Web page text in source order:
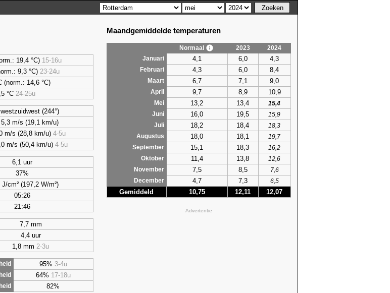
19,4 °C) 15-16u
9,3 °C) 23-24u
(norm.: 14,6 °C)
°C 24-25u
westzuidwest (244°)
5,3 m/s (19,1 km/u)
m/s (28,8 km/u)4-5u
m/s (50,4 km/u) 4-5u
6,1 uur
37%
J/cm² (197,2 W/m²)
05:26
21:46
7,7 mm
4,4 uur
1,8 mm 2-3u
95% 3-4u
64% 17-18u
82%
Maandgemiddelde temperaturen
Normaal 2023
2024
Januari
4,1 6,0 4,3
Februari 4,3 6,0 8,4
Maart 6,7 7,1 9,0
April 9,7 8,9 10,9
Mei 13,2 13,4
15,4
Juni
16,0 19,5
15,9
Juli
18,2 18,4
18,3
Augustus
18,0 18,1
19,7
September
15,1 18,3
16,2
Oktober
11,4 13,8
12,6
November
7,5 8,5
7,6
December
4,7 7,3 6,5
Gemiddeld 10,75 12,11 12,07
Advertentie